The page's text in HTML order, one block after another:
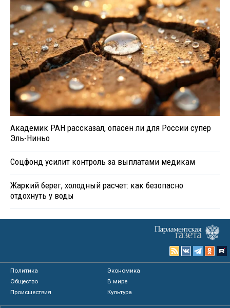
Академик РАН рассказал, опасен ли для России супер
Эль-Ниньо
Соцфонд усилит контроль за выплатами медикам
Жаркий берег, холодный расчет: как безопасно
отдохнуть у воды
Политика
Экономика
Общество
В мире
Происшествия
Культура